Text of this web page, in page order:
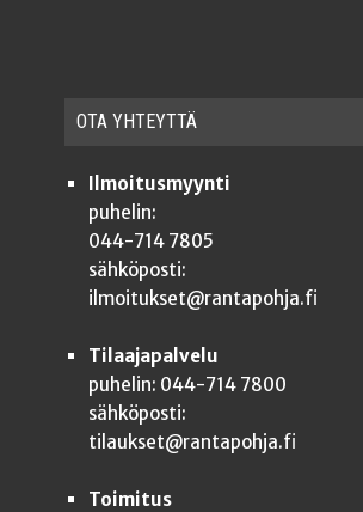
OTA YHTEYT­TÄ
Ilmoitusmyynti
puhelin:
044-714 7805
sähköposti:
ilmoitukset@rantapohja.fi
Tilaajapalvelu
puhelin: 044-714 7800
sähköposti:
tilaukset@rantapohja.fi
Toimitus